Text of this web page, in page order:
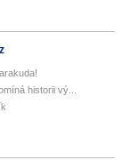
historii vý...